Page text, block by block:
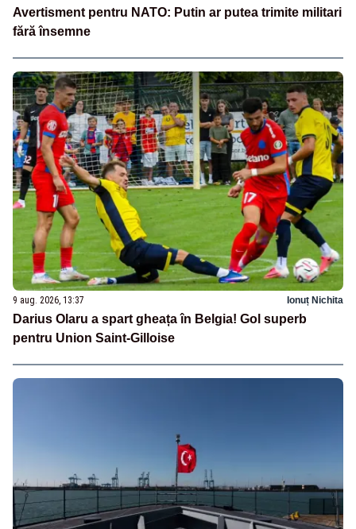
Avertisment pentru NATO: Putin ar putea trimite militari
fără însemne
9 aug. 2026, 13:37 Ionuț Nichita
Darius Olaru a spart gheața în Belgia! Gol superb
pentru Union Saint-Gilloise